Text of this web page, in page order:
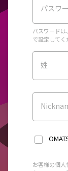
パスワ
パスワード
で設定してく
姓
お客様の個